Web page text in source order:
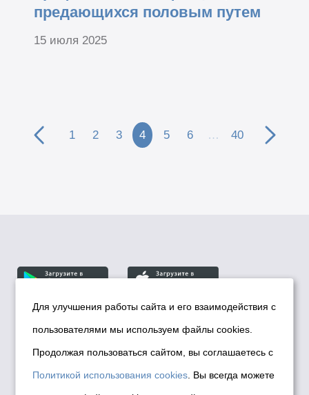
предающихся половым путем
15 июля 2025
1 2 3 4 5 6 … 40
© Департамент информационной политики мэрии
города Новосибирска, 2026
Политика использования Cookies
Для улучшения работы сайта и его взаимодействия с
пользователями мы используем файлы cookies.
Продолжая пользоваться сайтом, вы соглашаетесь с
Политикой использования cookies . Вы всегда можете